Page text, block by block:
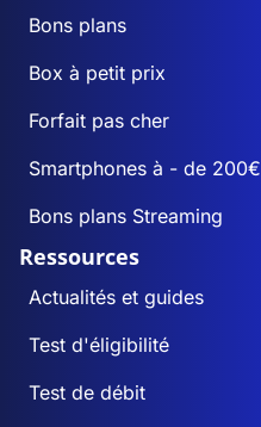
Bons plans
Box à petit prix
Forfait pas cher
Smartphones à - de 200€
Bons plans Streaming
Ressources
Actualités et guides
Test d'éligibilité
Test de débit